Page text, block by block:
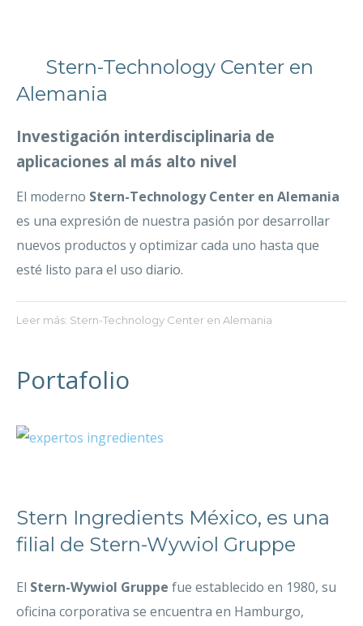
Stern-Technology Center en
Alemania
Investigación interdisciplinaria de
aplicaciones al más alto nivel
El moderno Stern-Technology Center en Alemania
es una expresión de nuestra pasión por desarrollar
nuevos productos y optimizar cada uno hasta que
esté listo para el uso diario.
Leer más: Stern-Technology Center en Alemania
Portafolio
Stern Ingredients México, es una
filial de Stern-Wywiol Gruppe
El Stern-Wywiol Gruppe fue establecido en 1980, su
oficina corporativa se encuentra en Hamburgo,